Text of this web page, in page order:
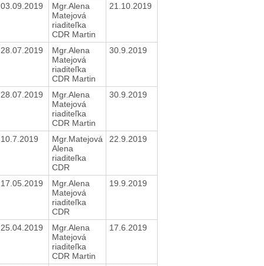
03.09.2019
Mgr.Alena
Matejová
riaditeľka
CDR Martin
21.10.2019
28.07.2019
Mgr.Alena
Matejová
riaditeľka
CDR Martin
30.9.2019
28.07.2019
Mgr.Alena
Matejová
riaditeľka
CDR Martin
30.9.2019
10.7.2019
Mgr.Matejová
Alena
riaditeľka
CDR
22.9.2019
17.05.2019
Mgr.Alena
Matejová
riaditeľka
CDR
19.9.2019
25.04.2019
Mgr.Alena
Matejová
riaditeľka
CDR Martin
17.6.2019